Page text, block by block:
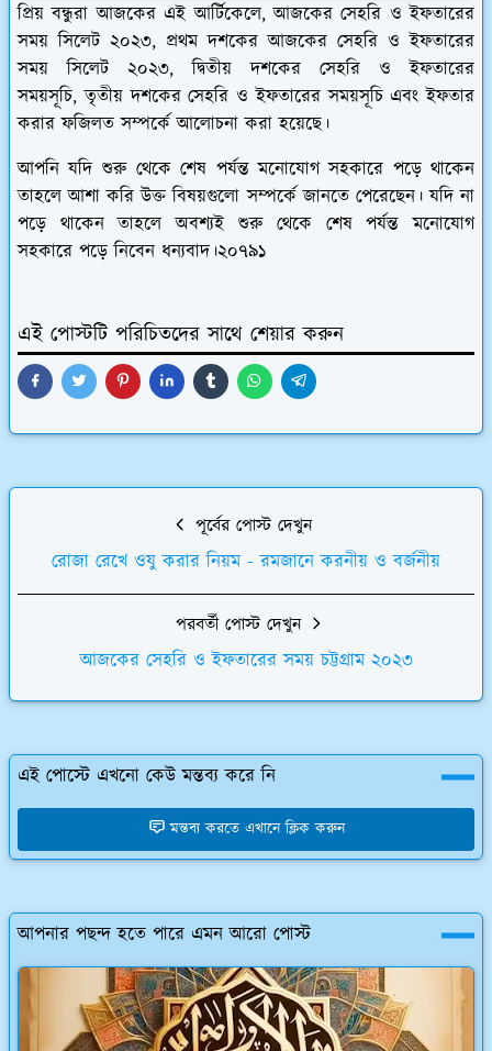
প্রিয় বন্ধুরা আজকের এই আর্টিকেলে, আজকের সেহরি ও ইফতারের
সময় সিলেট ২০২৩, প্রথম দশকের আজকের সেহরি ও ইফতারের
সময় সিলেট ২০২৩, দ্বিতীয় দশকের সেহরি ও ইফতারের
সময়সূচি, তৃতীয় দশকের সেহরি ও ইফতারের সময়সূচি এবং ইফতার
করার ফজিলত সম্পর্কে আলোচনা করা হয়েছে।
আপনি যদি শুরু থেকে শেষ পর্যন্ত মনোযোগ সহকারে পড়ে থাকেন
তাহলে আশা করি উক্ত বিষয়গুলো সম্পর্কে জানতে পেরেছেন। যদি না
পড়ে থাকেন তাহলে অবশ্যই শুরু থেকে শেষ পর্যন্ত মনোযোগ
সহকারে পড়ে নিবেন ধন্যবাদ।২০৭৯১
এই পোস্টটি পরিচিতদের সাথে শেয়ার করুন
পূর্বের পোস্ট দেখুন
রোজা রেখে ওযু করার নিয়ম - রমজানে করনীয় ও বর্জনীয়
পরবর্তী পোস্ট দেখুন
আজকের সেহরি ও ইফতারের সময় চট্টগ্রাম ২০২৩
এই পোস্টে এখনো কেউ মন্তব্য করে নি
মন্তব্য করতে এখানে ক্লিক করুন
আপনার পছন্দ হতে পারে এমন আরো পোস্ট